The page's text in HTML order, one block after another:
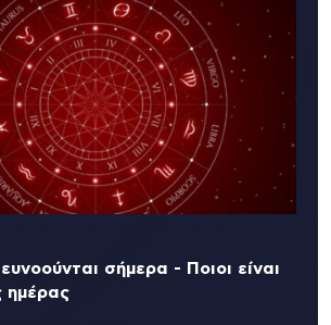
σήμερα - Ποιοι είναι
ημέρας